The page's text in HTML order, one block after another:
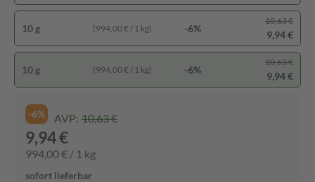
10 g (994,00 € / 1 kg) -6%
10,63 €
9,94 €
10 g (994,00 € / 1 kg) -6%
10,63 €
9,94 €
-6% AVP: 10,63 €
9,94 €
994,00 € / 1 kg
sofort lieferbar